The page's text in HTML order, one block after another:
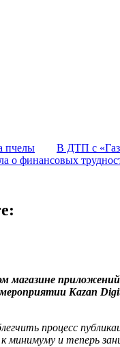
пчелы В ДТП с
о финансовых
магазине
Kazan
процесс
минимуму и теперь